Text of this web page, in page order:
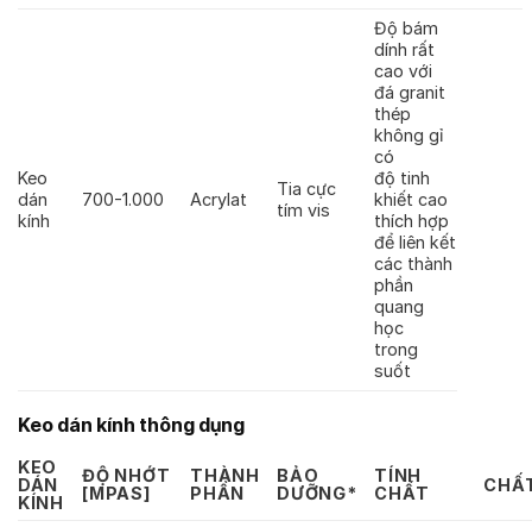
Keo
dán
kính
700-1.000 Acrylat
Tia cực
tím vis
Độ bám
dính rất
cao với
đá granit
thép
không gỉ
có
độ tinh
khiết cao
thích hợp
để liên kết
các thành
phần
quang
học
trong
suốt
Keo dán kính thông dụng
KEO
DÁN
KÍNH
ĐỘ NHỚT
[MPAS]
THÀNH
PHẦN
BẢO
DƯỠNG*
TÍNH
CHẤT